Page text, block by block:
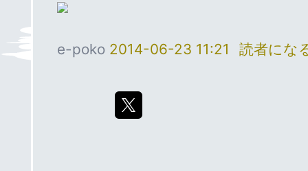
e-poko 2014-06-23 11:21 読者にな